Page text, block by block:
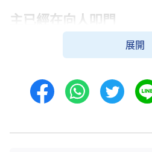
主已經在向人叩門
如今，整個世界只有全
界。全能神發表了數百萬字
啦！誰看了都不得不承認全
展開